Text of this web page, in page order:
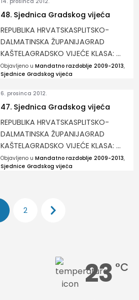
48. Sjednica Gradskog vijeća
REPUBLIKA HRVATSKASPLITSKO-
DALMATINSKA ŽUPANIJAGRAD
KAŠTELAGRADSKO VIJEĆE KLASA: ...
Objavljeno uMandatno razdoblje 2009-2013,
Sjednice Gradskog vijeća
6. prosinca 2012.
47. Sjednica Gradskog vijeća
REPUBLIKA HRVATSKASPLITSKO-
DALMATINSKA ŽUPANIJAGRAD
KAŠTELAGRADSKO VIJEĆE KLASA: ...
Objavljeno uMandatno razdoblje 2009-2013,
Sjednice Gradskog vijeća
2
23 °C